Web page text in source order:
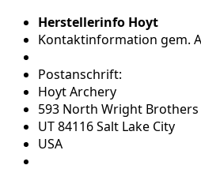
Herstellerinfo Hoyt
Kontaktinformation gem.
Postanschrift:
Hoyt Archery
593 North Wright
UT 84116 Salt Lake City
USA